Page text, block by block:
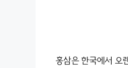
홍삼은 한국에서 오